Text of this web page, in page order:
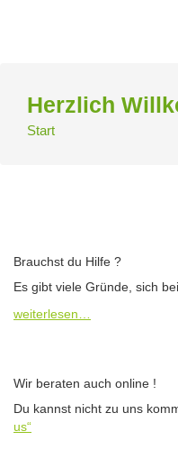
Herzlich
Start
Brauchst du Hilfe ?
Es gibt viele Gründe, sich
weiterlesen…
Wir beraten auch online !
Du kannst nicht zu uns
us“